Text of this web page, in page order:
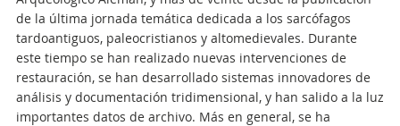
de la última jornada temática dedicada a los sarcófagos
tardoantiguos, paleocristianos y altomedievales. Durante
este tiempo se han realizado nuevas intervenciones de
restauración, se han desarrollado sistemas innovadores de
análisis y documentación tridimensional, y han salido a la luz
importantes datos de archivo. Más en general, se ha